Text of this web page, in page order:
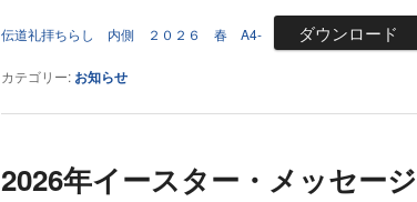
伝道礼拝ちらし 内側 ２０２６ 春 A4- ダウンロード
カテゴリー: お知らせ
2026年イースター・メッセージ